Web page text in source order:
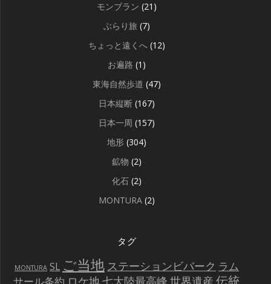
モンブラン (21)
ぶらり旅 (7)
ちょっと遠くへ (12)
お遍路 (1)
東海自然歩道 (47)
日本縦断 (167)
日本一周 (157)
地形 (304)
鉱物 (2)
化石 (2)
MONTURA (2)
タグ
MONTURA SL ご当地 ステーションビバーク ラム
世界遺産